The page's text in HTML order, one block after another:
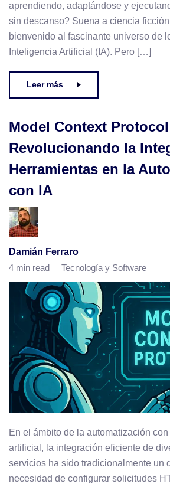
aprendiendo, adaptándose y
sin descanso? Suena a ciencia
bienvenido al fascinante universo de
Inteligencia Artificial (IA). Pero […]
Leer más
Model Context Protocol
Revolucionando la
Herramientas en la
con IA
Damián Ferraro
4 min read
Tecnología y Software
En el ámbito de la automatización
artificial, la integración eficiente de
servicios ha sido tradicionalmente un
necesidad de configurar solicitudes